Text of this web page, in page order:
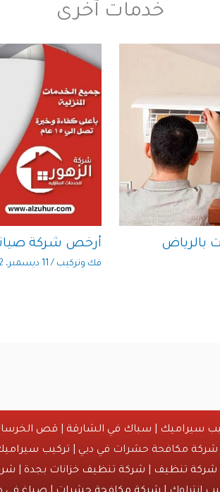
خدمات آخرى
بالرياض أرخص شركة
فك وتركيب / 11 ديسمبر، 2022
سيراميك سباك في الشارقة قص
| شركة مكافحة حشرات في دبي | تركيب
شركة تنظيف شركة تنظيف خزانات بجدة